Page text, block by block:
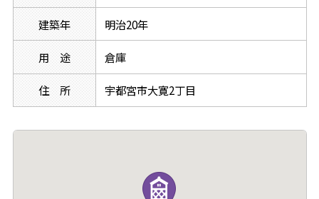
建築年 明治20年
用 途 倉庫
住 所 宇都宮市大寛2丁目